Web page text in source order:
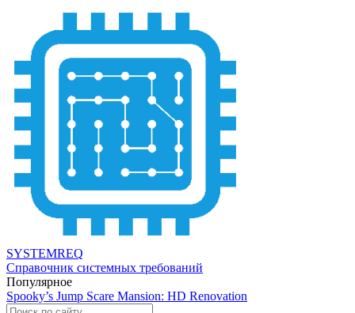
SYSTEMREQ
Справочник системных требований
Популярное
Spooky’s Jump Scare Mansion: HD Renovation